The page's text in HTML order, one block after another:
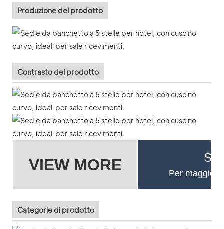
Produzione del prodotto
Contrasto del prodotto
VIEW MORE Se
Per maggiori
Categorie di prodotto